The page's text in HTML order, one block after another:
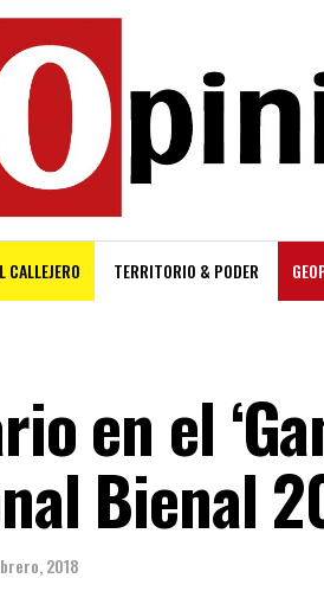
CALLEJERO TERRITORIO & PODER
en el
Bienal
2018